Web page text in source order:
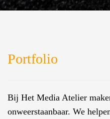
Portfolio
Bij Het Media Atelier
onweerstaanbaar. We